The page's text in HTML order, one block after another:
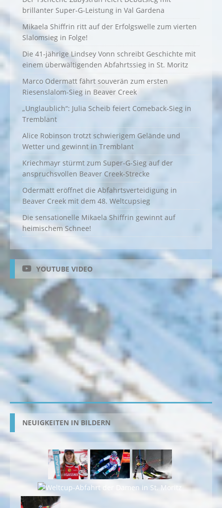
brillanter Super-G-Leistung in Val Gardena
Mikaela Shiffrin ritt auf der Erfolgswelle zum vierten
Slalomsieg in Folge!
Die 41-jährige Lindsey Vonn schreibt Geschichte mit
einem überwältigenden Abfahrtssieg in St. Moritz
Marco Odermatt fährt souverän zum ersten
Riesenslalom-Sieg in Beaver Creek
„Unglaublich“: Julia Scheib feiert Comeback-Sieg in
Tremblant
Alice Robinson trotzt schwierigem Gelände und
Wetter und gewinnt in Tremblant
Kriechmayr stürmt zum Super-G-Sieg auf der
anspruchsvollen Beaver Creek-Strecke
Odermatt eröffnet die Abfahrtsverteidigung in
Beaver Creek mit dem 48. Weltcupsieg
Die sensationelle Mikaela Shiffrin gewinnt auf
heimischem Schnee!
YOUTUBE VIDEO
NEUIGKEITEN IN BILDERN